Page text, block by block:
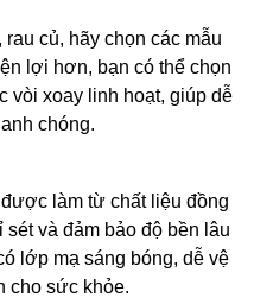
củ, hãy chọn các mẫu
lợi hơn, bạn có thể chọn
vòi xoay linh hoạt, giúp dễ
chóng.
làm từ chất liệu đồng
và đảm bảo độ bền lâu
lớp mạ sáng bóng, dễ vệ
cho sức khỏe.